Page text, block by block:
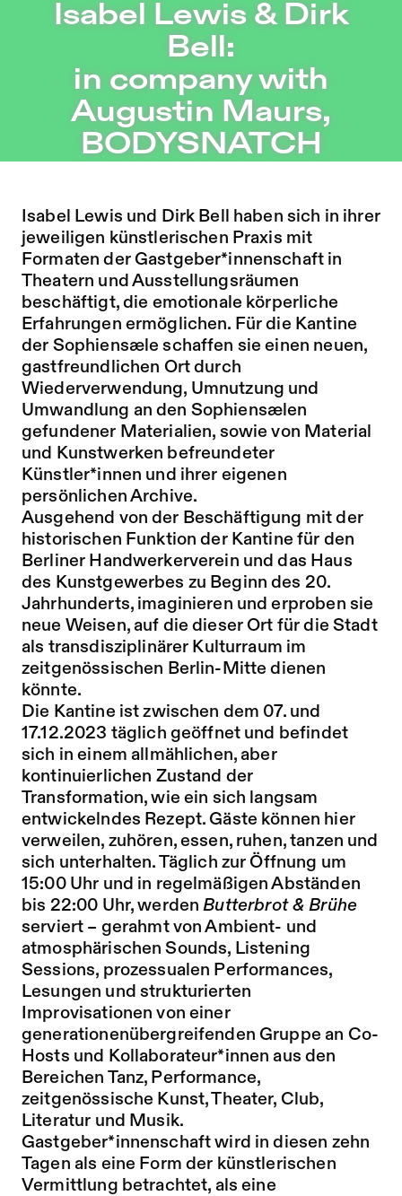
Zu Programm springen
Zu Seiten springen
Isabel Lewis & Dirk Bell: in company with Augustin
Isabel Lewis & Dirk
Bell:
in company with
Augustin Maurs,
BODYSNATCH
Isabel Lewis und Dirk Bell haben sich in ihrer
jeweiligen künstlerischen Praxis mit
Formaten der Gastgeber*innenschaft in
Theatern und Ausstellungsräumen
beschäftigt, die emotionale körperliche
Erfahrungen ermöglichen. Für die Kantine
der Sophiensæle schaffen sie einen neuen,
gastfreundlichen Ort durch
Wiederverwendung, Umnutzung und
Umwandlung an den Sophiensælen
gefundener Materialien, sowie von Material
und Kunstwerken befreundeter
Künstler*innen und ihrer eigenen
persönlichen Archive.
Ausgehend von der Beschäftigung mit der
historischen Funktion der Kantine für den
Berliner Handwerkerverein und das Haus
des Kunstgewerbes zu Beginn des 20.
Jahrhunderts, imaginieren und erproben sie
neue Weisen, auf die dieser Ort für die Stadt
als transdisziplinärer Kulturraum im
zeitgenössischen Berlin-Mitte dienen
könnte.
Die Kantine ist zwischen dem 07. und
17.12.2023 täglich geöffnet und befindet
sich in einem allmählichen, aber
kontinuierlichen Zustand der
Transformation, wie ein sich langsam
entwickelndes Rezept. Gäste können hier
verweilen, zuhören, essen, ruhen, tanzen und
sich unterhalten. Täglich zur Öffnung um
15:00 Uhr und in regelmäßigen Abständen
bis 22:00 Uhr, werdenButterbrot & Brühe
serviert – gerahmt von Ambient- und
atmosphärischen Sounds, Listening
Sessions, prozessualen Performances,
Lesungen und strukturierten
Improvisationen von einer
generationenübergreifenden Gruppe an Co-
Hosts und Kollaborateur*innen aus den
Bereichen Tanz, Performance,
zeitgenössische Kunst, Theater, Club,
Literatur und Musik.
Gastgeber*innenschaft wird in diesen zehn
Tagen als eine Form der künstlerischen
Vermittlung betrachtet, als eine